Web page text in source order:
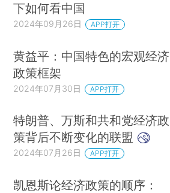
下如何看中国
2024年09月26日 APP打开
黄益平：中国特色的宏观经济
政策框架
2024年07月30日 APP打开
特朗普、万斯和共和党经济政
策背后不断变化的联盟
2024年07月26日 APP打开
凯恩斯论经济政策的顺序：